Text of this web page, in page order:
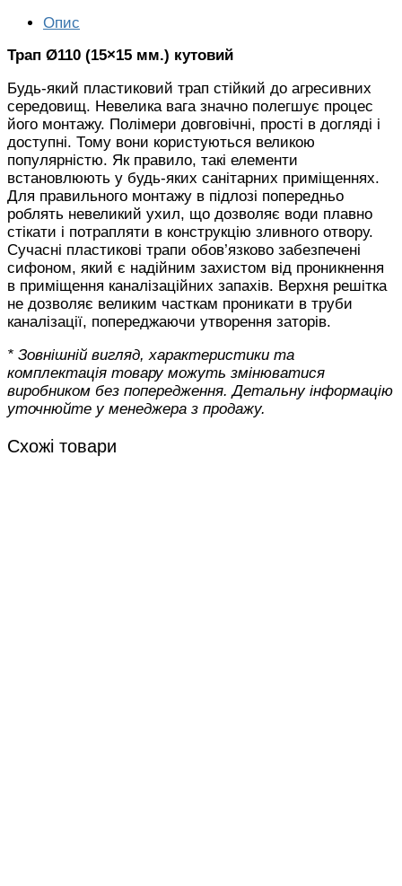
Опис
Трап Ø110 (15×15 мм.) кутовий
Будь-який пластиковий трап стійкий до агресивних
середовищ. Невелика вага значно полегшує процес
його монтажу. Полімери довговічні, прості в догляді і
доступні. Тому вони користуються великою
популярністю. Як правило, такі елементи
встановлюють у будь-яких санітарних приміщеннях.
Для правильного монтажу в підлозі попередньо
роблять невеликий ухил, що дозволяє води плавно
стікати і потрапляти в конструкцію зливного отвору.
Сучасні пластикові трапи обов’язково забезпечені
сифоном, який є надійним захистом від проникнення
в приміщення каналізаційних запахів. Верхня решітка
не дозволяє великим часткам проникати в труби
каналізації, попереджаючи утворення заторів.
* Зовнішній вигляд, характеристики та
комплектація товару можуть змінюватися
виробником без попередження. Детальну інформацію
уточнюйте у менеджера з продажу.
Схожі товари